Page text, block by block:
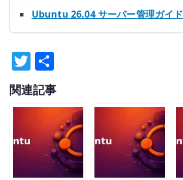
Ubuntu 26.04 サーバー管理ガイド
T
w
it
r
有
関連記事